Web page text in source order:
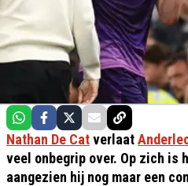
Nathan De Catverlaat
veel onbegrip over. Op zich is
aangezien hij nog maar een